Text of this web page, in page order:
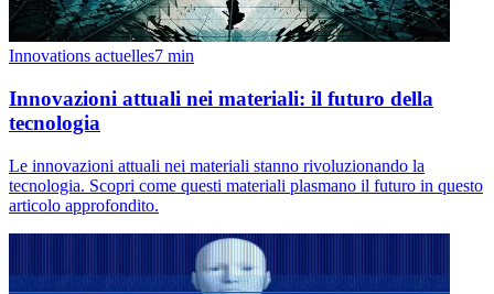
Innovations actuelles7 min
Innovazioni attuali nei materiali: il futuro della
tecnologia
Le innovazioni attuali nei materiali stanno rivoluzionando la
tecnologia. Scopri come questi materiali plasmano il futuro in questo
articolo approfondito.